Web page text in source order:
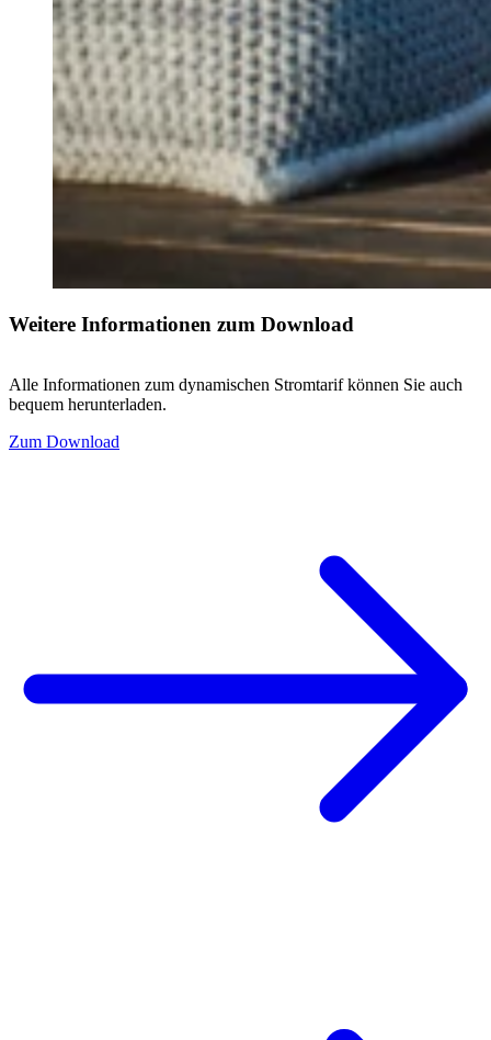
Weitere Informationen zum Download
Alle Informationen zum dynamischen Stromtarif können Sie auch
bequem herunterladen.
Zum Download